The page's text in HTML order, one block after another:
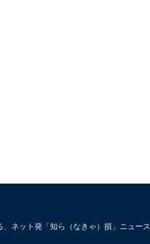
ネット発「知ら（なきゃ）損」ニュース